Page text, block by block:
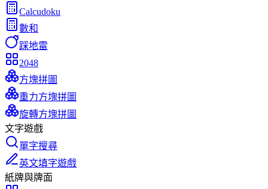
Calcudoku
數和
踩地雷
2048
方塊拼圖
重力方塊拼圖
旋轉方塊拼圖
文字遊戲
單字搜尋
英文填字遊戲
紙牌與牌面